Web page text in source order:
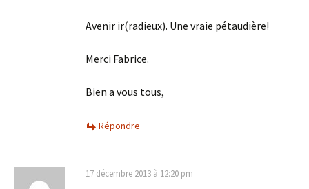
Avenir ir(radieux). Une vraie pétaudière!
Merci Fabrice.
Bien a vous tous,
Répondre
17 décembre 2013 à 12:20 pm